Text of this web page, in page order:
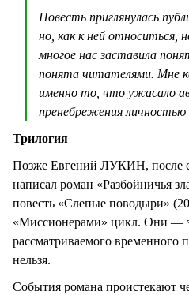
Повесть приглянулась
но, как к ней относиться,
многое нас заставила
понята читателями. Мне
именно то, что ужасало
пренебрежения личностью
Трилогия
Позже Евгений ЛУКИН, после
написал роман «Разбойничья
повесть «Слепые поводыри»
«Миссионерами» цикл. Они —
рассматриваемого временного
нельзя.
События романа проистекают